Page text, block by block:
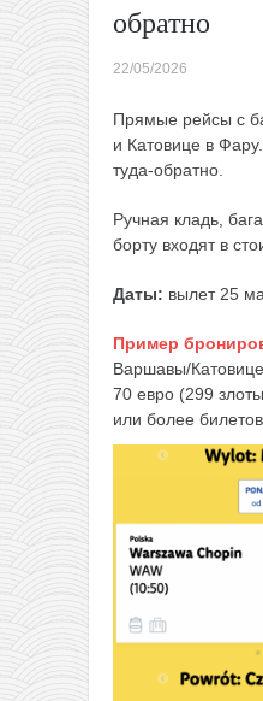
обратно
22/05/2026
Прямые рейсы с
и Катовице в
туда-обратно.
Ручная кладь,
борту входят в
Даты: вылет 25
Пример
Варшавы/
70 евро (299
или более